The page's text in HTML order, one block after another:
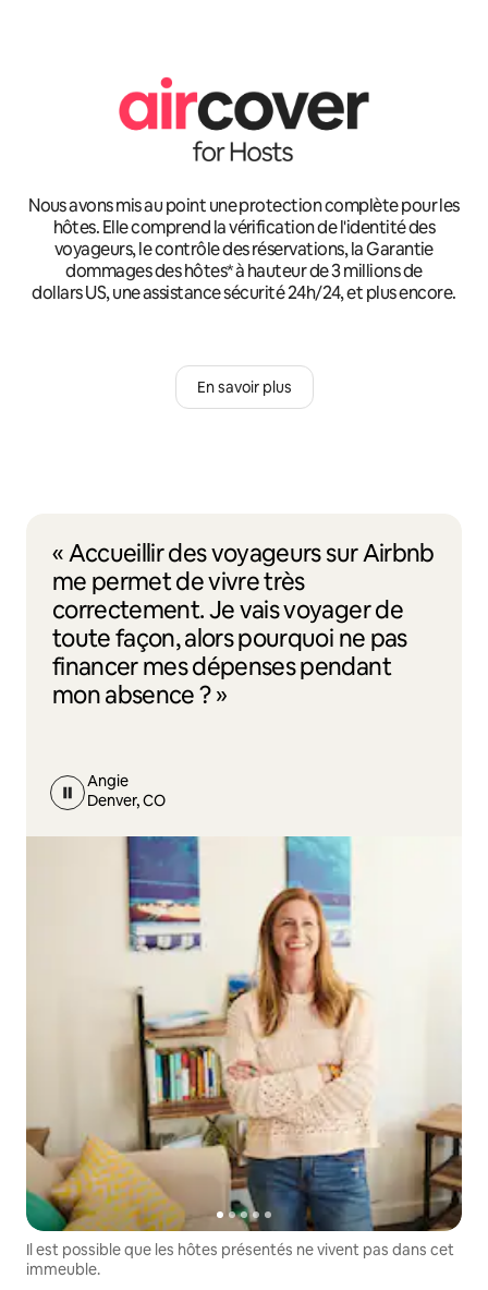
Nous avons mis au point une protection complète pour les
hôtes. Elle comprend la vérification de l'identité des
voyageurs, le contrôle des réservations, la Garantie
dommages des hôtes* à hauteur de 3 millions de
dollars US, une assistance sécurité 24h/24, et plus encore.
En savoir plus
« Accueillir des voyageurs sur Airbnb
me permet de vivre très
correctement. Je vais voyager de
toute façon, alors pourquoi ne pas
financer mes dépenses pendant
mon absence ? »
Angie
Denver, CO
Il est possible que les hôtes présentés ne vivent pas dans cet
immeuble.